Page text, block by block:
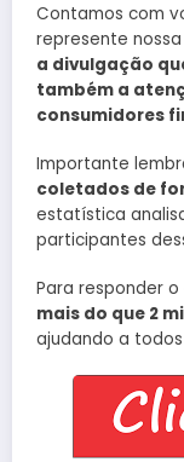
Contamos com
represente
a divulgação
também a
consumidores
Importante
coletados de
estatística
participantes
Para responder
mais do que 2
ajudando a